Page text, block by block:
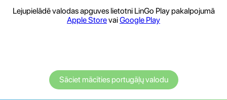
Lejupielādē valodas apguves lietotni LinGo Play pakalpojumā
Apple StorevaiGoogle Play
Sāciet mācīties portugāļų valodu